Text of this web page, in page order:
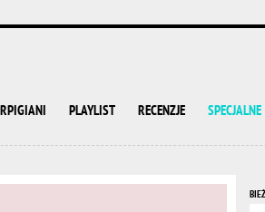
PLAYLIST RECENZJE SPECJALNE